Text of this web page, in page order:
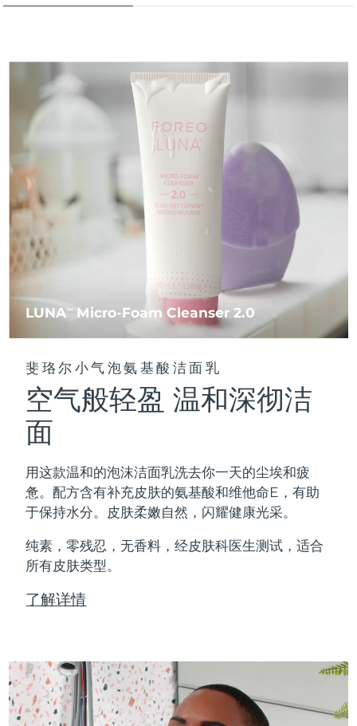
LUNATM Micro-Foam Cleanser 2.0
斐珞尔小气泡氨基酸洁面乳
空气般轻盈 温和深彻洁
面
用这款温和的泡沫洁面乳洗去你一天的尘埃和疲
惫。配方含有补充皮肤的氨基酸和维他命E，有助
于保持水分。皮肤柔嫩自然，闪耀健康光采。
纯素，零残忍，无香料，经皮肤科医生测试，适合
所有皮肤类型。
了解详情